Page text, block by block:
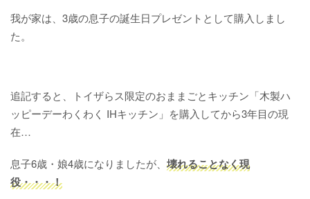
我が家は、3歳の息子の誕生日プレゼントとして購入しまし
た。
追記すると、トイザらス限定のおままごとキッチン「木製ハ
ッピーデーわくわく IHキッチン」を購入してから3年目の現
在…
息子6歳・娘4歳になりましたが、 壊れることなく現
役・・・！